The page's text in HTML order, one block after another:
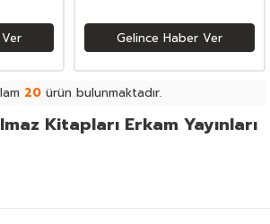
Gelince Haber Ver
20 ürün bulunmaktadır.
Kitapları Erkam Yayınları